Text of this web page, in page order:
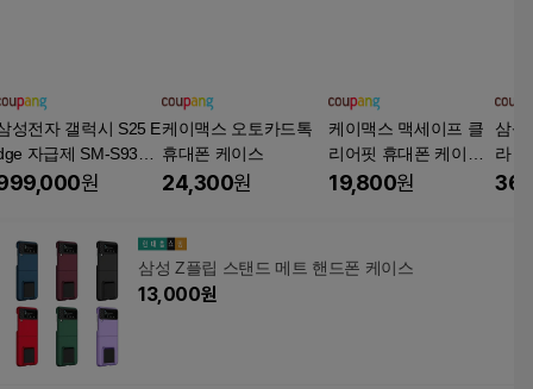
성전자 갤럭시 S25 E
자급제 SM-S937
티타늄 실버, 256GB
원
케이맥스 오토카드톡
휴대폰 케이스
24,300원
케이맥스 맥세이프 클
리어핏 휴대폰 케이스
+ 카메라필름 세트
19,800원
삼성
라 /
케이
삼성 Z플립 스탠드 메트 핸드폰 케이스
13,000원